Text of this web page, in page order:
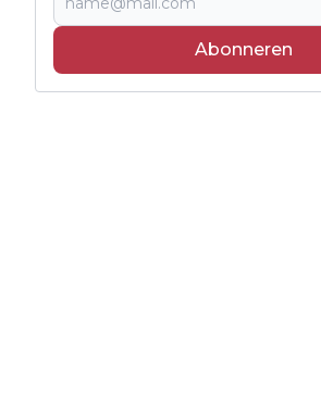
Abonneren